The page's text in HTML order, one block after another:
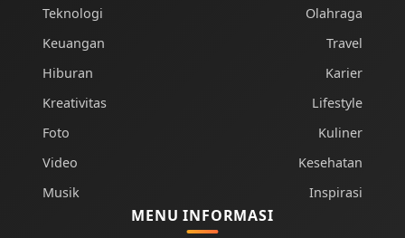
Teknologi
Keuangan
Hiburan
Kreativitas
Foto
Video
Musik
Olahraga
Travel
Karier
Lifestyle
Kuliner
Kesehatan
Inspirasi
MENU INFORMASI